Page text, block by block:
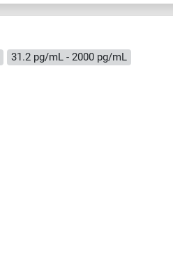
31.2 pg/mL - 2000 pg/mL